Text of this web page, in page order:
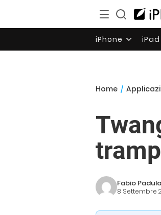
iPhone iPad
Home /
Fabio Padula
8 Settembre